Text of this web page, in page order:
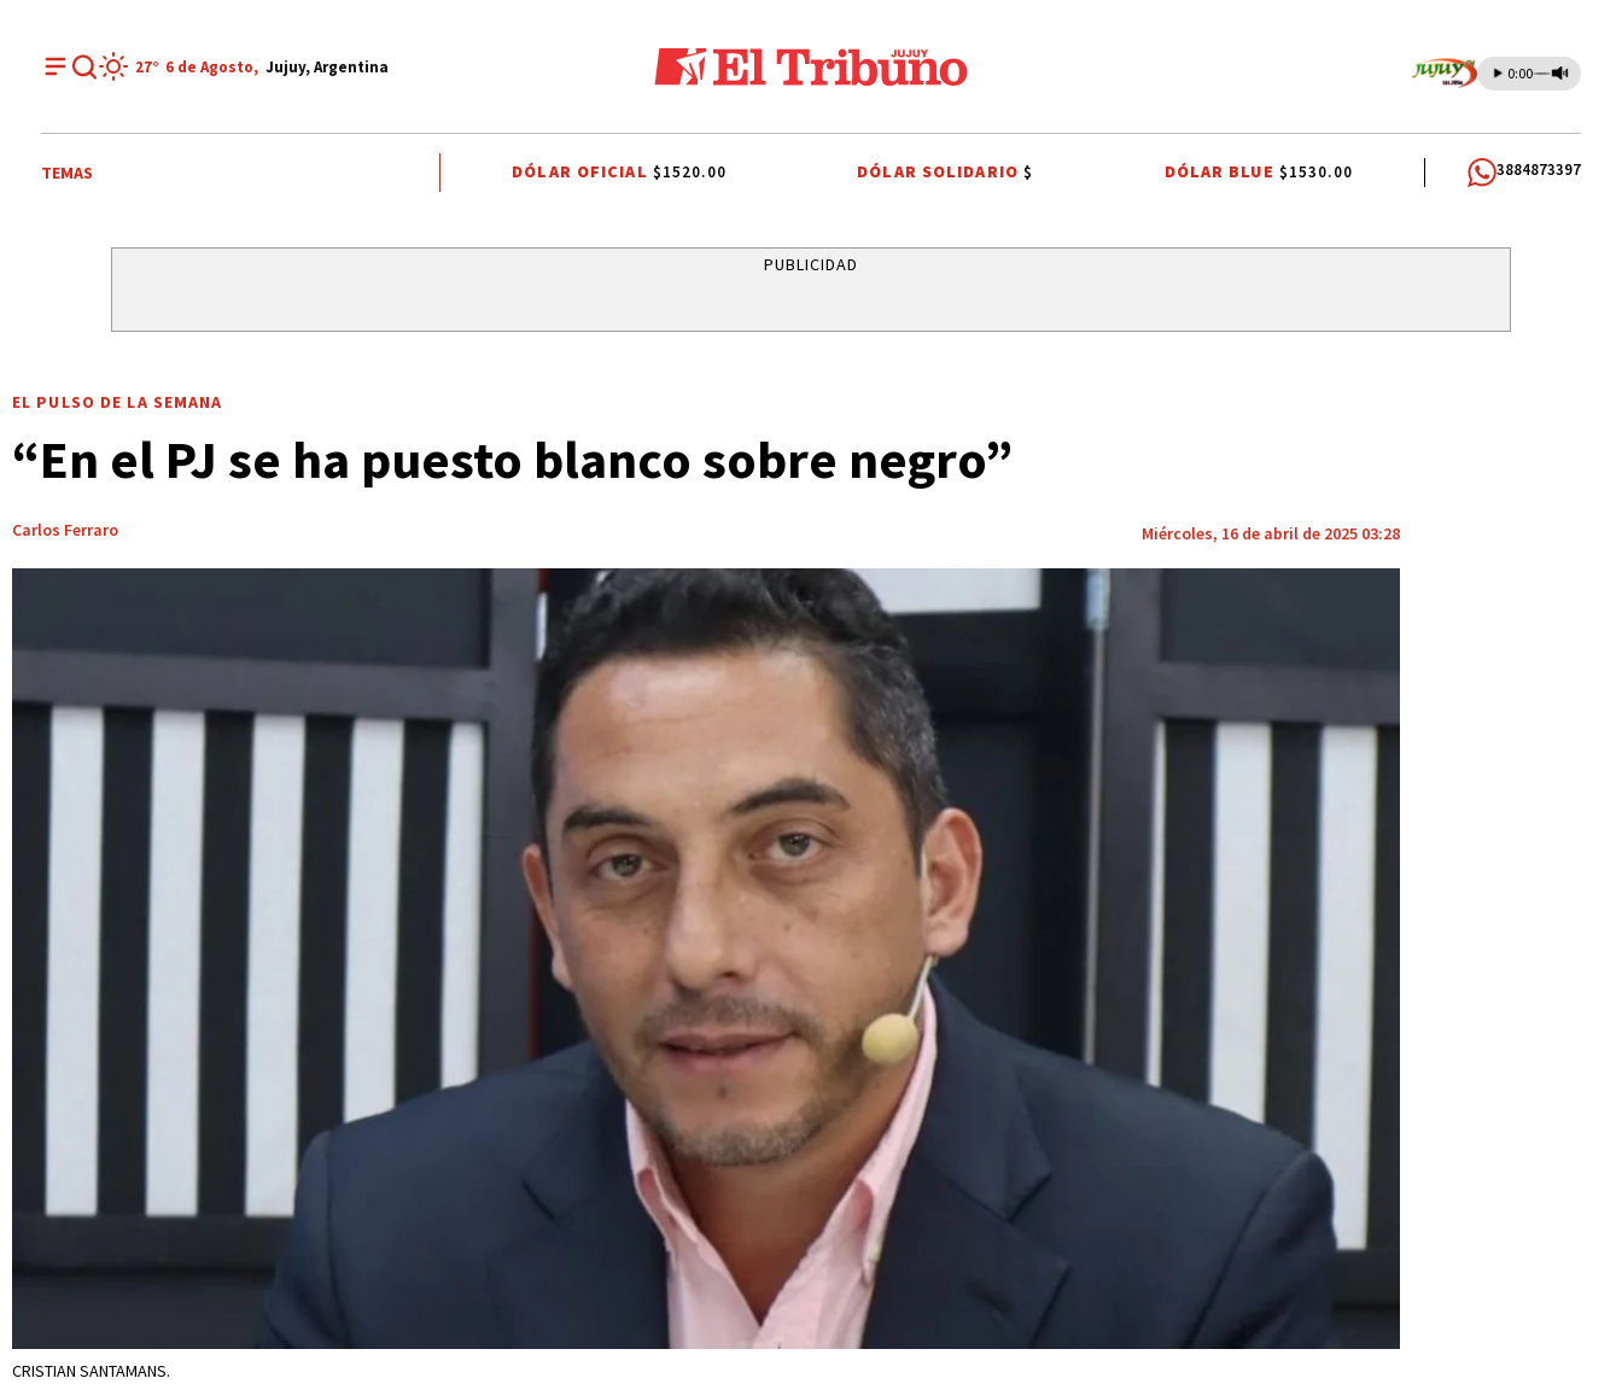
27° 6 de Agosto, Jujuy, Argentina 0:00
TEMAS DÓLAR OFICIAL $1520.00 DÓLAR SOLIDARIO$ DÓLAR BLUE $1530.00 3884873397
PUBLICIDAD
EL PULSO DE LA SEMANA
“En el PJ se ha puesto blanco sobre negro”
Carlos Ferraro Miércoles, 16 de abril de 2025 03:28
CRISTIAN SANTAMANS.